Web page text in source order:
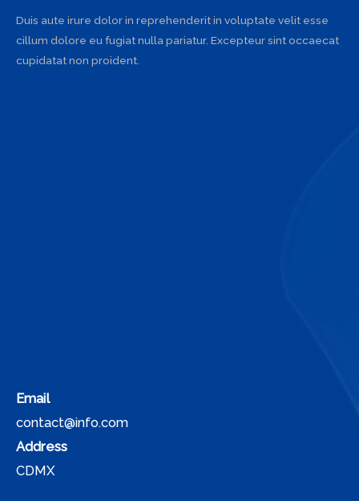
Duis aute irure dolor in reprehenderit in voluptate velit esse
cillum dolore eu fugiat nulla pariatur. Excepteur sint occaecat
cupidatat non proident.
Email
contact@info.com
Address
CDMX